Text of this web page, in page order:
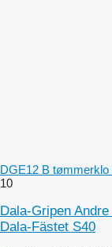
DGE12 B
10
Dala-Gripen
Dala-Fästet S40